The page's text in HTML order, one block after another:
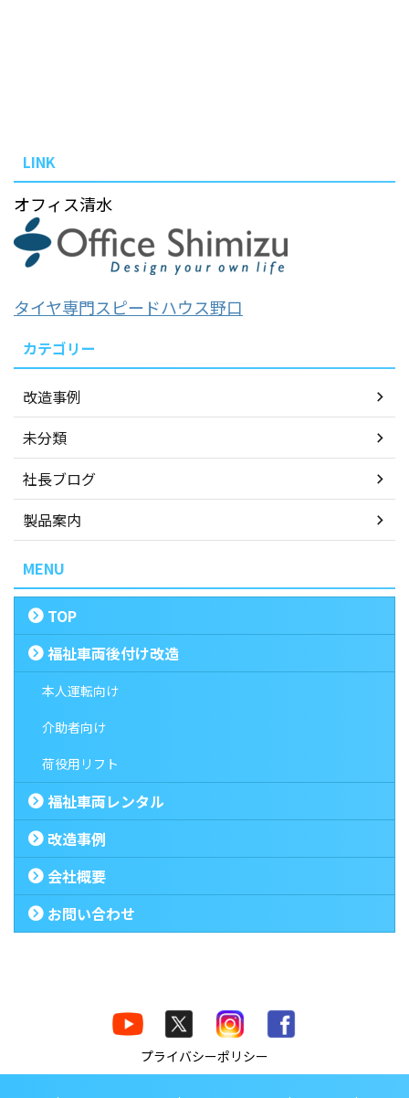
LINK
オフィス清水
タイヤ専門スピードハウス野口
カテゴリー
改造事例
未分類
社長ブログ
製品案内
MENU
TOP
福祉車両後付け改造
本人運転向け
介助者向け
荷役用リフト
福祉車両レンタル
改造事例
会社概要
お問い合わせ
プライバシーポリシー